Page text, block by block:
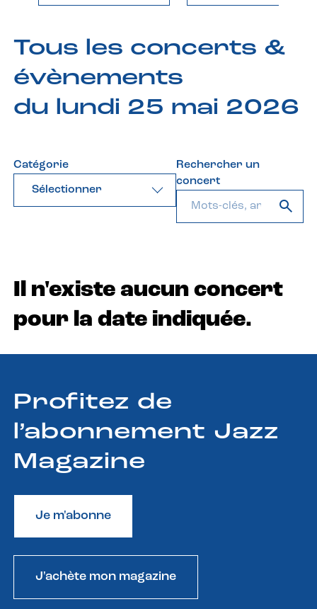
Tous les concerts &
évènements
du lundi 25 mai 2026
Catégorie
Sélectionner
Rechercher un
concert
Il n'existe aucun concert
pour la date indiquée.
Profitez de
l’abonnement Jazz
Magazine
Je m'abonne
J'achète mon magazine